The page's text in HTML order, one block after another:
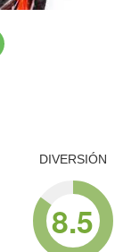
DIVERSIÓN
8.5